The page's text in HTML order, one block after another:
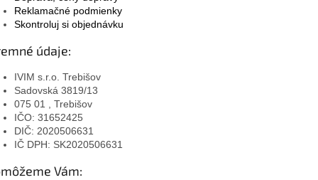
Reklamačné podmienky
Skontroluj si objednávku
údaje:
IVIM s.r.o. Trebišov
Sadovská 3819/13
075 01 , Trebišov
IČO: 31652425
DIČ: 2020506631
IČ DPH: SK2020506631
Vám: